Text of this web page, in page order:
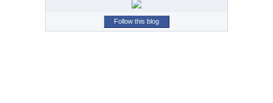
Follow this blog